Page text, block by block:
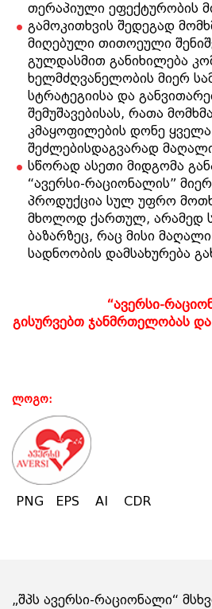
თერაპიული ეფექტურობის
გამოკითხვის შედეგად
მიღებული თითოეული
გულდასმით განიხილება
ხელმძღვანელობის მიერ
სტრატეგიისა და
შემუშავებისას, რათა
კმაყოფილების დონე
შეძლებისდაგვარად
სწორად ასეთი მიდგომა
“ავერსი-რაციონალის”
პროდუქცია სულ უფრო
მხოლოდ ქართულ, არამედ
ბაზარზეც, რაც მისი
სადნოობის დამსახურება
“ავერსი-
გისურვებთ ჯანმრთელობას და
ლოგო:
PNG EPS AI CDR
„შპს ავერსი-რაციონალი“